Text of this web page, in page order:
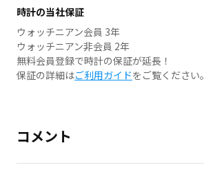
時計の当社保証
ウォッチニアン会員 3年
ウォッチニアン非会員 2年
無料会員登録で時計の保証が延長！
保証の詳細はご利用ガイドをご覧ください。
コメント